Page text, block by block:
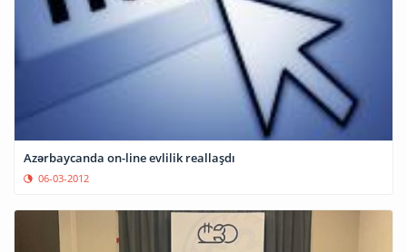
Azərbaycanda on-line evlilik reallaşdı
06-03-2012